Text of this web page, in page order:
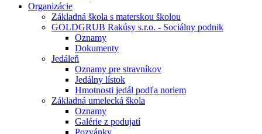
Organizácie
Základná škola s materskou školou
GOLDGRUB Rakúsy s.r.o. - Sociálny podnik
Oznamy
Dokumenty
Jedáleň
Oznamy pre stravníkov
Jedálny lístok
Hmotnosti jedál podľa noriem
Základná umelecká škola
Oznamy
Galérie z podujatí
Pozvánky